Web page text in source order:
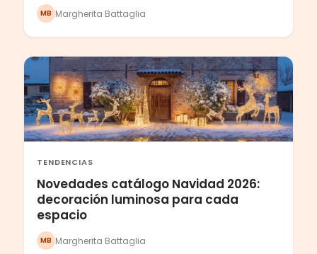
MB Margherita Battaglia
TENDENCIAS
Novedades catálogo Navidad 2026:
decoración luminosa para cada
espacio
MB Margherita Battaglia